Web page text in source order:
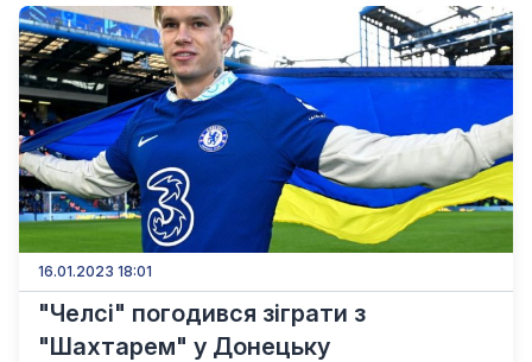
16.01.2023 18:01
"Челсі" погодився зіграти з
"Шахтарем" у Донецьку